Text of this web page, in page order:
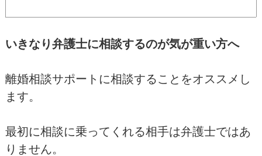
いきなり弁護士に相談するのが気が重い方へ
離婚相談サポートに相談することをオススメし
ます。
最初に相談に乗ってくれる相手は弁護士ではあ
りません。